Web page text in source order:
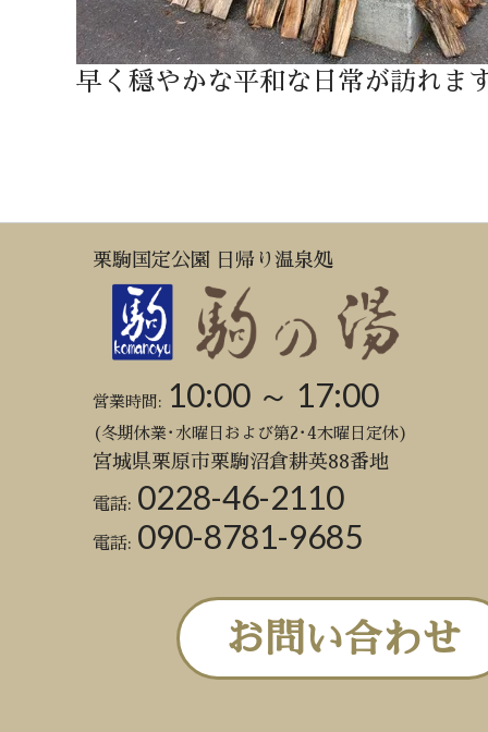
早く穏やかな平和な日常が訪れま
栗駒国定公園 日帰り温泉処
営業時間: 10:00 ～ 17:00
(冬期休業･水曜日および第2･4木曜日定休)
宮城県栗原市栗駒沼倉耕英88番地
電話: 0228-46-2110
電話: 090-8781-9685
お問い合わせ